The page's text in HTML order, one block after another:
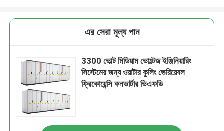
এর সেরা মূল্য পান
3300 ভোল্ট মিডিয়াম ভোল্টেজ ইঞ্জিনিয়ারিং
সিস্টেমের জন্য ওয়াটার কুলিং ভেরিয়েবল
ফ্রিকোয়েন্সি কনভার্টার ভিএফডি